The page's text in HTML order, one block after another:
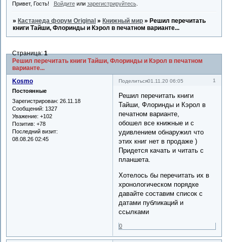
Привет, Гость! Войдитеили зарегистрируйтесь.
» Кастанеда форум Original » Книжный мир » Решил перечитать
книги Тайши, Флоринды и Кэрол в печатном варианте...
Решил перечитать книги Тайши, Флоринды и Кэрол в печатном
варианте...
Страница:1
Поделиться 1
01.11.20 06:05
Kosmo
Постоянные
Зарегистрирован: 26.11.18
Сообщений: 1327
Уважение: +102
Позитив: +78
Последний визит:
08.08.26 02:45
Решил перечитать книги
Тайши, Флоринды и Кэрол в
печатном варианте,
обошел все книжные и с
удивлением обнаружил что
этих книг нет в продаже )
Придется качать и читать с
планшета.
Хотелось бы перечитать их в
хронологическом порядке
давайте составим список с
датами публикаций и
ссылками
0